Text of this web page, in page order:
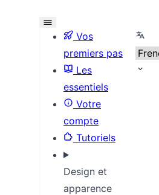
Vos
premiers pas
Les
essentiels
Votre
compte
Tutoriels
Design et
apparence